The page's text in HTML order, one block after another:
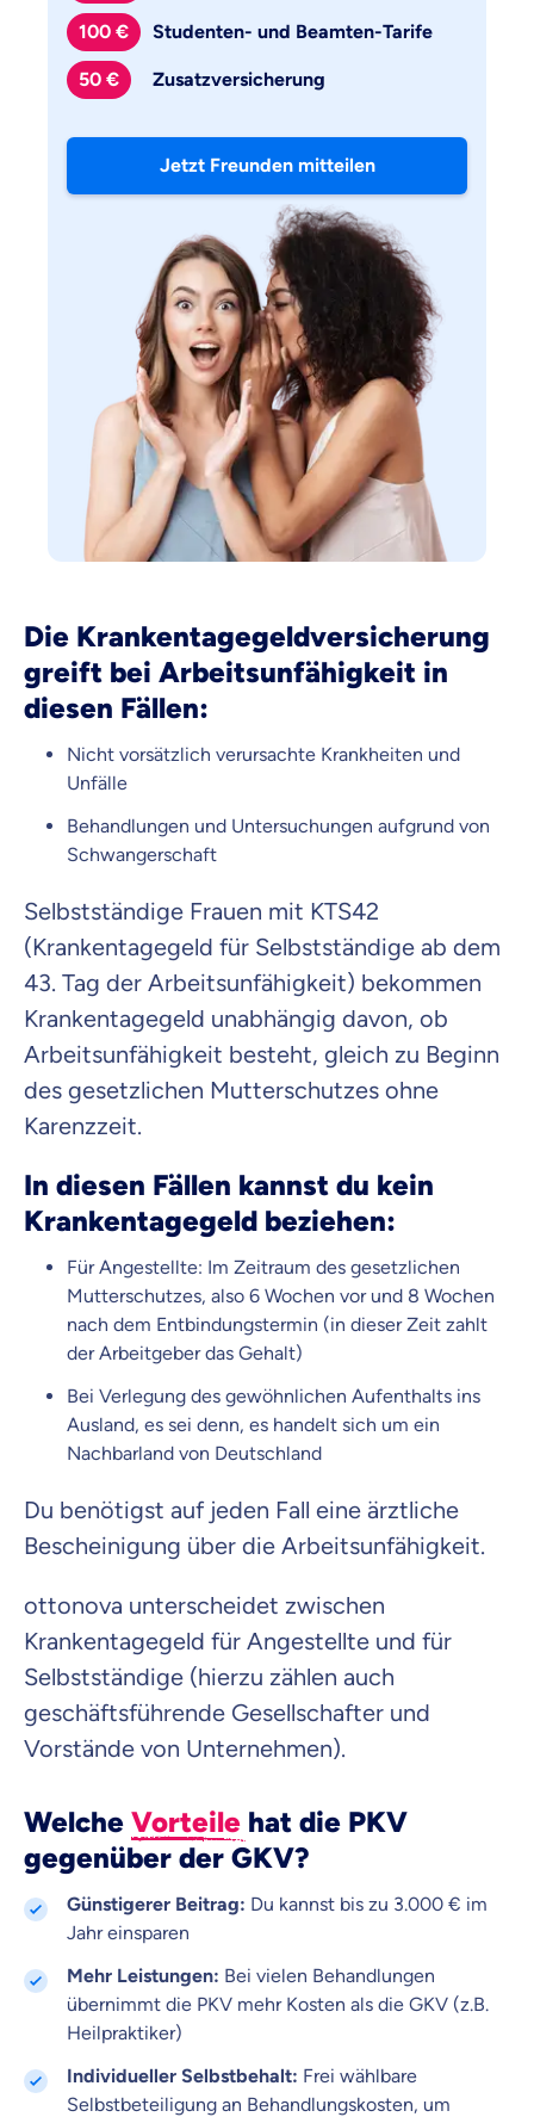
100 € Studenten- und Beamten-Tarife
50 € Zusatzversicherung
Jetzt Freunden mitteilen
Die Krankentagegeldversicherung
greift bei Arbeitsunfähigkeit in
diesen Fällen:
Nicht vorsätzlich verursachte Krankheiten und
Unfälle
Behandlungen und Untersuchungen aufgrund von
Schwangerschaft
Selbstständige Frauen mit KTS42
(Krankentagegeld für Selbstständige ab dem
43. Tag der Arbeitsunfähigkeit) bekommen
Krankentagegeld unabhängig davon, ob
Arbeitsunfähigkeit besteht, gleich zu Beginn
des gesetzlichen Mutterschutzes ohne
Karenzzeit.
In diesen Fällen kannst du kein
Krankentagegeld beziehen:
Für Angestellte: Im Zeitraum des gesetzlichen
Mutterschutzes, also 6 Wochen vor und 8 Wochen
nach dem Entbindungstermin (in dieser Zeit zahlt
der Arbeitgeber das Gehalt)
Bei Verlegung des gewöhnlichen Aufenthalts ins
Ausland, es sei denn, es handelt sich um ein
Nachbarland von Deutschland
Du benötigst auf jeden Fall eine ärztliche
Bescheinigung über die Arbeitsunfähigkeit.
ottonova unterscheidet zwischen
Krankentagegeld für Angestellte und für
Selbstständige (hierzu zählen auch
geschäftsführende Gesellschafter und
Vorstände von Unternehmen).
Welche Vorteile hat die PKV
gegenüber der GKV?
Günstigerer Beitrag: Du kannst bis zu 3.000 € im
Jahr einsparen
Mehr Leistungen: Bei vielen Behandlungen
übernimmt die PKV mehr Kosten als die GKV (z.B.
Heilpraktiker)
Individueller Selbstbehalt: Frei wählbare
Selbstbeteiligung an Behandlungskosten, um